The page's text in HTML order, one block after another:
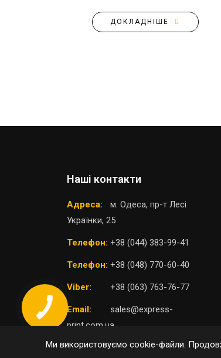
ДОКЛАДНІШЕ
Наші контакти
Адреса:
м. Одеса, пр-т Лесі
Українки, 25
Телефон: +38 (044) 383-99-41
Телефон: +38 (048) 770-60-40
Viber: +38 (063) 763-76-77
Email:
sales@express-
print.com.ua
Ми використовуємо cookie-файли.